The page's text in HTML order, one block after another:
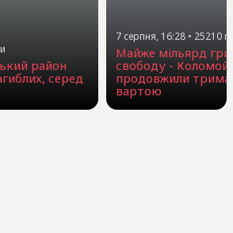
район
серед
7 серпня, 16:28 • 25210
Майже мільярд
свободу -
продовжили
вартою